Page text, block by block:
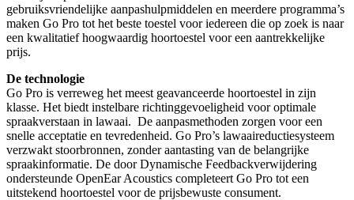
gebruiksvriendelijke aanpashulpmiddelen en meerdere programma’s
maken Go Pro tot het beste toestel voor iedereen die op zoek is naar
een kwalitatief hoogwaardig hoortoestel voor een aantrekkelijke
prijs.
De technologie
Go Pro is verreweg het meest geavanceerde hoortoestel in zijn
klasse. Het biedt instelbare richtinggevoeligheid voor optimale
spraakverstaan in lawaai. De aanpasmethoden zorgen voor een
snelle acceptatie en tevredenheid. Go Pro’s lawaaireductiesysteem
verzwakt stoorbronnen, zonder aantasting van de belangrijke
spraakinformatie. De door Dynamische Feedbackverwijdering
ondersteunde OpenEar Acoustics completeert Go Pro tot een
uitstekend hoortoestel voor de prijsbewuste consument.